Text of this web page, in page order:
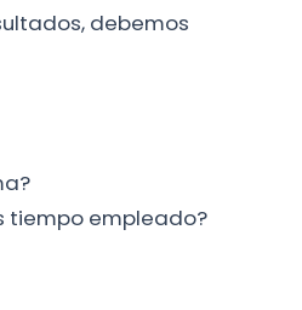
debemos
tiempo empleado?